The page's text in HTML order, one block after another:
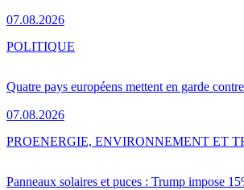
07.08.2026
Quatre pays européens mettent en garde
07.08.2026
POLITIQUE
Panneaux solaires et puces : Trump impose
PROENERGIE, ENVIRONNEMENT ET